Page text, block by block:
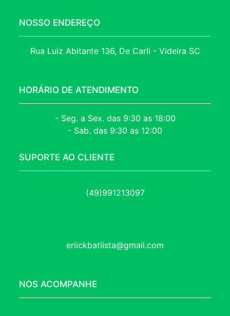
NOSSO ENDEREÇO
Rua Luiz Abitante 136, De Carli - Videira SC
HORÁRIO DE ATENDIMENTO
- Seg. a Sex. das 9:30 as 18:00
- Sab. das 9:30 as 12:00
SUPORTE AO CLIENTE
(49)991213097
eriickbatiista@gmail.com
NOS ACOMPANHE